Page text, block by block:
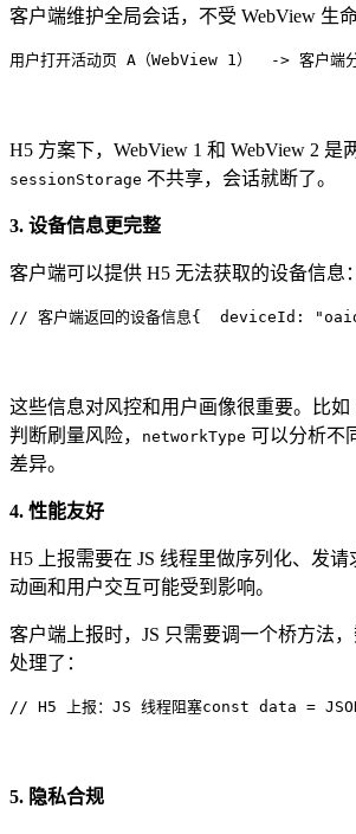
客户端维护全局会话，不受 WebView 生
用户打开活动页 A（WebView 1）
-> 客户端
H5 方案下，WebView 1 和 WebView 2 是
sessionStorage 不共享，会话就断了。
3. 设备信息更完整
客户端可以提供 H5 无法获取的设备信息：
// 客户端返回的设备信息{
  deviceId
: "
这些信息对风控和用户画像很重要。比如
判断刷量风险，
networkType 可以分析不
差异。
4. 性能友好
H5 上报需要在 JS 线程里做序列化、发
动画和用户交互可能受到影响。
客户端上报时，JS 只需要调一个桥方法
处理了：
// H5 上报：JS 线程阻塞const data =
5. 隐私合规